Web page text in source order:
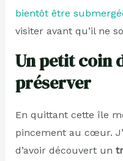
bientôt être
visiter avant qu’il ne
Un petit coin
préserver
En quittant cette île
pincement au cœur.
d’avoir découvert un